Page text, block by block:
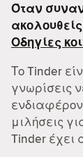
Όταν
ακολουθείς
Οδηγίες
Το Tinder
γνωρίσεις
μιλήσεις
Tinder έχει